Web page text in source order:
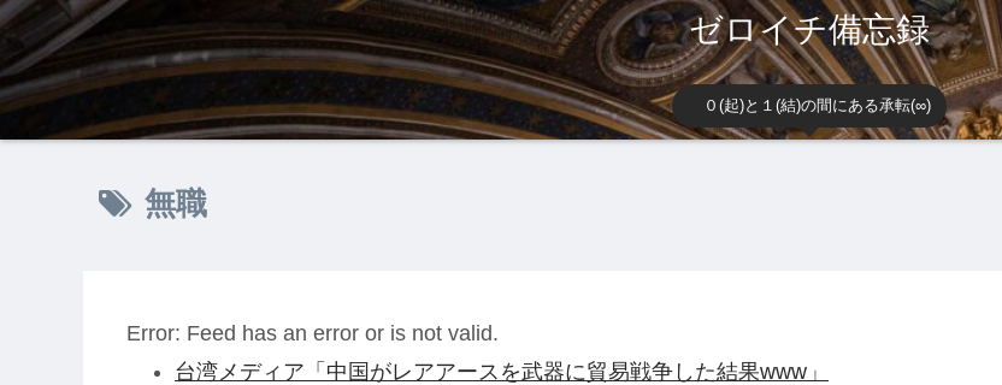
ゼロイチ備忘録
０(起)と１(結)の間にある承転(∞)
無職
Error: Feed has an error or is not valid.
台湾メディア「中国がレアアースを武器に貿易戦争した結果www」